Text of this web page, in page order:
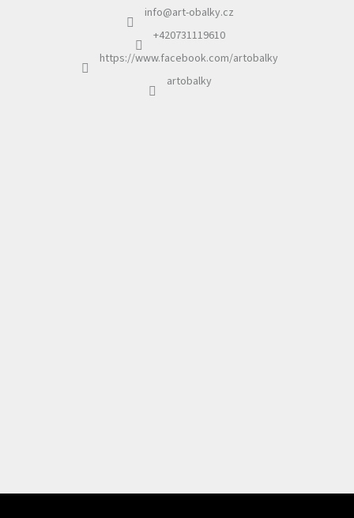
info@art-obalky.cz
+420731119610
https://www.facebook.com/artobalky
artobalky